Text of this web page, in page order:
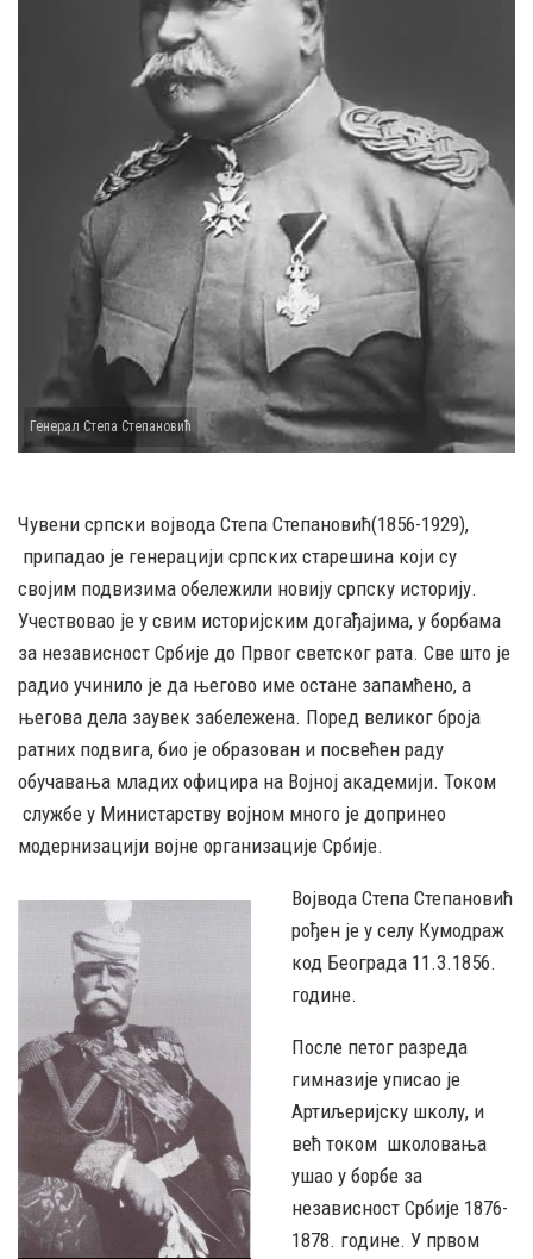
Генерал Степа Степановић
Чувени српски војвода Степа Степановић(1856-1929),
припадао је генерацији српских старешина који су
својим подвизима обележили новију српску историју.
Учествовао је у свим историјским догађајима, у борбама
за независност Србије до Првог светског рата. Све што је
радио учинило је да његово име остане запамћено, а
његова дела заувек забележена. Поред великог броја
ратних подвига, био је образован и посвећен раду
обучавања младих официра на Војној академији. Током
службе у Министарству војном много је допринео
модернизацији војне организације Србије.
Војвода Степа Степановић
рођен је у селу Кумодраж
код Београда 11.3.1856.
године.
После петог разреда
гимназије уписао је
Артиљеријску школу, и
већ током школовања
ушао у борбе за
независност Србије 1876-
1878. године. У првом